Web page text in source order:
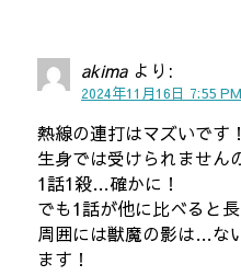
akima より:
2024年11月16日 7:55 PM
熱線の連打はマズいです！
生身では受けられません
1話1殺…確かに！
でも1話が他に比べると
周囲には獣魔の影は…な
ます！